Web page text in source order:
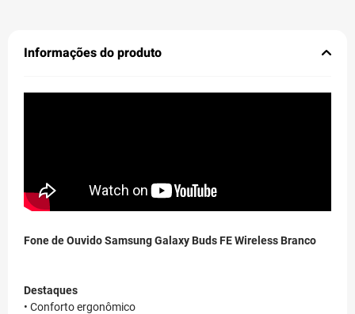
Informações do produto
Fone de Ouvido Samsung Galaxy Buds FE Wireless Branco
Destaques
• Conforto ergonômico